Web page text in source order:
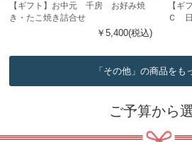
【ギフト】お中元 千房 お好み焼
き・たこ焼き詰合せ
￥5,400(税込)
【ギ
Ｃ 日
「その他」の商品をも
ご予算から